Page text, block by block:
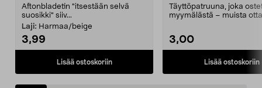
Aftonbladetin "itsestään selvä
suosikki" siiv...
Laji: Harmaa/beige
3,99
Lisää ostoskoriin
Täyttöpatruuna, joka
myymälästä – muista
3,00
Lisää ostoskoriin